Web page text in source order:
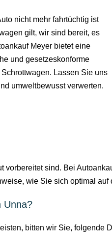
nicht mehr fahrtüchtig ist
gilt, wir sind bereit, es
Meyer bietet eine
und gesetzeskonforme
Lassen Sie uns
umweltbewusst verwerten.
sind. Bei
wie Sie sich optimal
Unna?
bitten wir Sie, folgende